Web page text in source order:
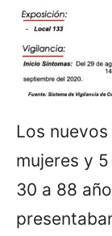
Los
mujeres y
30 a 88